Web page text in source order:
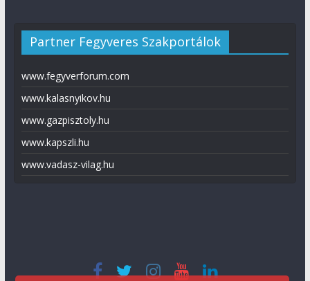
Partner Fegyveres Szakportálok
www.fegyverforum.com
www.kalasnyikov.hu
www.gazpisztoly.hu
www.kapszli.hu
www.vadasz-vilag.hu